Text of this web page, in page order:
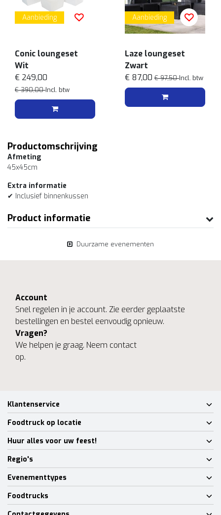
Aanbieding
Conic loungeset
Wit
€ 249,00
€ 390,00Incl. btw
Aanbieding
Laze loungeset
Zwart
€ 87,00 € 97,50Incl. btw
Productomschrijving
Afmeting
45x45cm
Extra informatie
✔ Inclusief binnenkussen
Product informatie
Duurzame evenementen
Account
Snel regelen in je account. Zie eerder geplaatste
bestellingen en bestel eenvoudig opnieuw.
Vragen?
We helpen je graag. Neem contact
op.
Klantenservice
Foodtruck op locatie
Huur alles voor uw feest!
Regio's
Evenementtypes
Foodtrucks